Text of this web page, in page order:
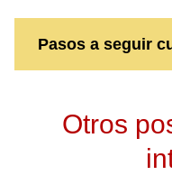
Pasos a seguir
Otros